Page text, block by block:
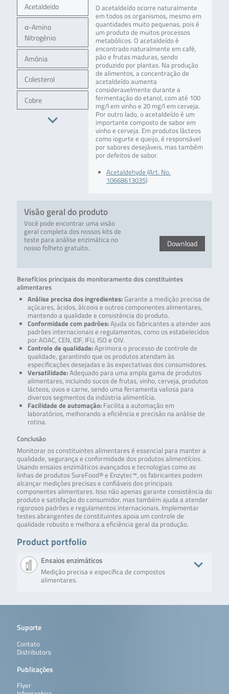
Acetaldeído
α-Amino
Nitrogênio
Amônia
Colesterol
Cobre
O acetaldeído ocorre naturalmente
em todos os organismos, mesmo em
quantidades muito pequenas, pois é
um produto de muitos processos
metabólicos. O acetaldeído é
encontrado naturalmente em café,
pão e frutas maduras, sendo
produzido por plantas. Na produção
de alimentos, a concentração de
acetaldeído aumenta
consideravelmente durante a
fermentação do etanol, com até 100
mg/l em vinho e 20 mg/l em cerveja.
Por outro lado, o acetaldeído é um
importante composto de sabor em
vinho e cerveja. Em produtos lácteos
como iogurte e queijo, é responsável
por sabores desejáveis, mas também
por defeitos de sabor.
Acetaldehyde (Art. No.
10668613035)
Visão geral do produto
Você pode encontrar uma visão
geral completa dos nossos kits de
teste para análise enzimática no
nosso folheto gratuito.
Download
Benefícios principais do monitoramento dos constituintes
alimentares
Análise precisa dos ingredientes:Garante a medição precisa de
açúcares, ácidos, álcoois e outros componentes alimentares,
mantendo a qualidade e consistência do produto.
Conformidade com padrões:Ajuda os fabricantes a atender aos
padrões internacionais e regulamentos, como os estabelecidos
por AOAC, CEN, IDF, IFU, ISO e OIV.
Controle de qualidade:Aprimora o processo de controle de
qualidade, garantindo que os produtos atendam às
especificações desejadas e às expectativas dos consumidores.
Versatilidade:Adequado para uma ampla gama de produtos
alimentares, incluindo sucos de frutas, vinho, cerveja, produtos
lácteos, ovos e carne, sendo uma ferramenta valiosa para
diversos segmentos da indústria alimentícia.
Facilidade de automação:Facilita a automação em
laboratórios, melhorando a eficiência e precisão na análise de
rotina.
Conclusão
Monitorar os constituintes alimentares é essencial para manter a
qualidade, segurança e conformidade dos produtos alimentícios.
Usando ensaios enzimáticos avançados e tecnologias como as
linhas de produtos SureFood® e Enzytec™, os fabricantes podem
alcançar medições precisas e confiáveis dos principais
componentes alimentares. Isso não apenas garante consistência do
produto e satisfação do consumidor, mas também ajuda a atender
rigorosos padrões e regulamentos internacionais. Implementar
testes abrangentes de constituintes apoia um controle de
qualidade robusto e melhora a eficiência geral da produção.
Product portfolio
Ensaios enzimáticos
Medição precisa e específica de compostos
alimentares.
Product Description No. of tests/amount
3-Hydroxybutyric
Suporte
Contato
Distributors
Publicações
Flyer